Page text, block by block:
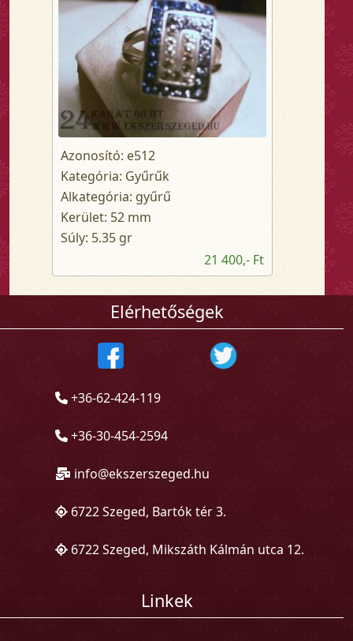
Azonosító: e512
Kategória: Gyűrűk
Alkategória: gyűrű
Kerület: 52 mm
Súly: 5.35 gr
21 400,- Ft
Elérhetőségek
+36-62-424-119
+36-30-454-2594
info@ekszerszeged.hu
6722 Szeged, Bartók tér 3.
6722 Szeged, Mikszáth Kálmán utca 12.
Linkek